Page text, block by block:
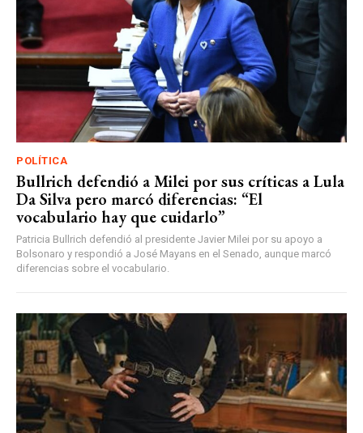
POLÍTICA
Bullrich defendió a Milei por sus críticas a Lula
Da Silva pero marcó diferencias: “El
vocabulario hay que cuidarlo”
Patricia Bullrich defendió al presidente Javier Milei por su apoyo a
Bolsonaro y respondió a José Mayans en el Senado, aunque marcó
diferencias sobre el vocabulario.